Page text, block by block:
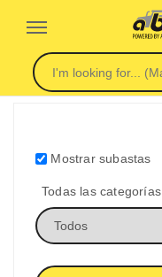
Mostrar subastas
Todas las categorías